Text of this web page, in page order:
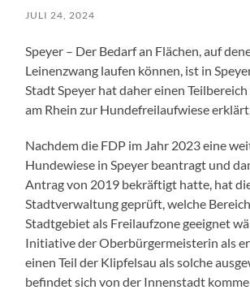
JULI 24, 2024
Speyer – Der Bedarf an Flächen, auf
Leinenzwang laufen können, ist in
Stadt Speyer hat daher einen
am Rhein zur Hundefreilaufwiese erklärt.
Nachdem die FDP im Jahr 2023 eine
Hundewiese in Speyer beantragt und
Antrag von 2019 bekräftigt hatte, hat
Stadtverwaltung geprüft, welche
Stadtgebiet als Freilaufzone geeignet
Initiative der Oberbürgermeisterin als
einen Teil der Klipfelsau als solche
befindet sich von der Innenstadt